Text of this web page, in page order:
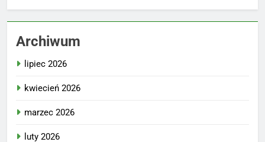
Archiwum
lipiec 2026
kwiecień 2026
marzec 2026
luty 2026